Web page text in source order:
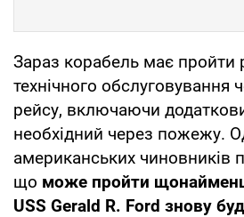
Зараз корабель має пройти
технічного обслуговування
рейсу, включаючи
необхідний через пожежу.
американських чиновників
що може пройти
USS Gerald R. Ford знову